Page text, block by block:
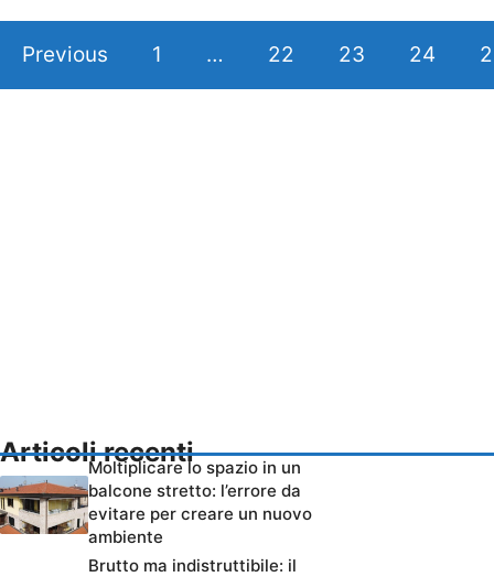
Previous 1 … 22 23 24
Articoli recenti
Moltiplicare lo spazio in un
balcone stretto: l’errore da
evitare per creare un nuovo
ambiente
Brutto ma indistruttibile: il